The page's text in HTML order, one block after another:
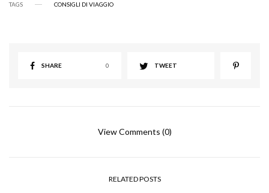
TAGS CONSIGLI DI VIAGGIO
SHARE 0 TWEET
View Comments (0)
RELATED POSTS